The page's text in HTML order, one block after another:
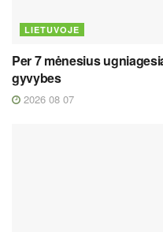
LIETUVOJE
Per 7 mėnesius
gyvybes
2026 08 07